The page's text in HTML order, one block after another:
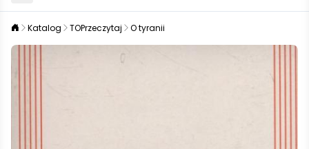
Katalog TOPrzeczytaj O tyranii